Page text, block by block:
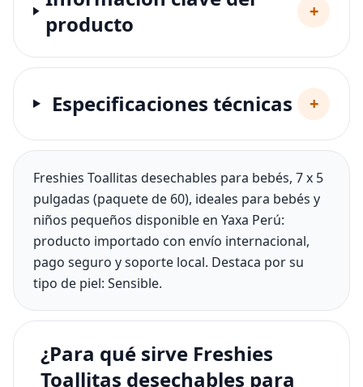
producto
+
Especificaciones técnicas +
Freshies Toallitas desechables para bebés, 7 x 5
pulgadas (paquete de 60), ideales para bebés y
niños pequeños disponible en Yaxa Perú:
producto importado con envío internacional,
pago seguro y soporte local. Destaca por su
tipo de piel: Sensible.
¿Para qué sirve Freshies
Toallitas desechables para